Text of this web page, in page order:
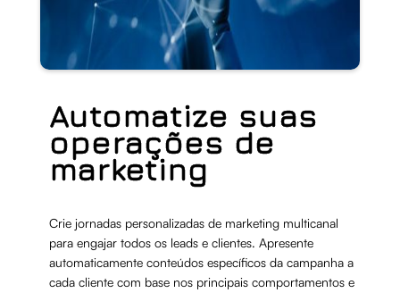
Automatize suas
operações de
marketing
Crie jornadas personalizadas de marketing multicanal
para engajar todos os leads e clientes. Apresente
automaticamente conteúdos específicos da campanha a
cada cliente com base nos principais comportamentos e